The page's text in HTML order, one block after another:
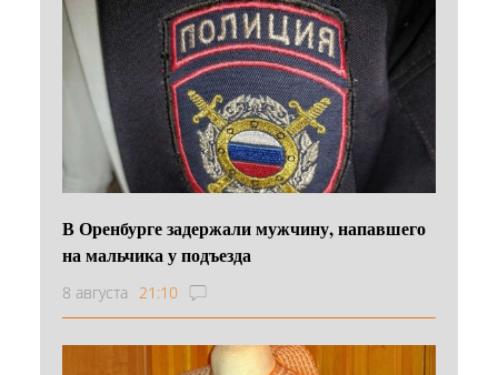
В Оренбурге задержали мужчину, напавшего
на мальчика у подъезда
8 августа 21:10